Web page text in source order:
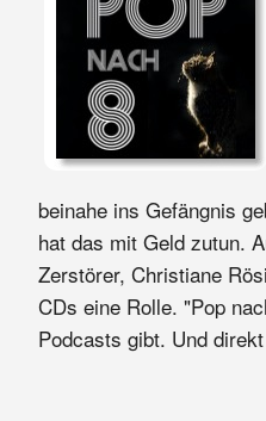
beinahe ins Gefängnis
hat das mit Geld zutun.
Zerstörer, Christiane
CDs eine Rolle. "Pop
Podcasts gibt. Und